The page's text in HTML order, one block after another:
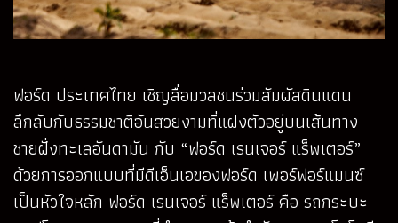
ฟอร์ด ประเทศไทย เชิญสื่อมวลชนร่วมสัมผัสดินแดน
ลึกลับกับธรรมชาติอันสวยงามที่แฝงตัวอยู่บนเส้นทาง
ชายฝั่งทะเลอันดามัน กับ “ฟอร์ด เรนเจอร์ แร็พเตอร์”
ด้วยการออกแบบที่มีดีเอ็นเอของฟอร์ด เพอร์ฟอร์แมนซ์
เป็นหัวใจหลัก ฟอร์ด เรนเจอร์ แร็พเตอร์ คือ รถกระบะ